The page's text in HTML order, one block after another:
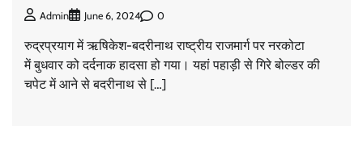
Admin June 6, 2024 0
रुद्रप्रयाग में ऋषिकेश-बदरीनाथ राष्ट्रीय राजमार्ग पर नरकोटा
में बुधवार को दर्दनाक हादसा हो गया। यहां पहाड़ी से गिरे बोल्डर की
चपेट में आने से बदरीनाथ से […]